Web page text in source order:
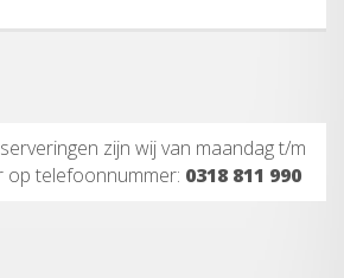
zijn wij van maandag t/m
op telefoonnummer: 0318 811 990